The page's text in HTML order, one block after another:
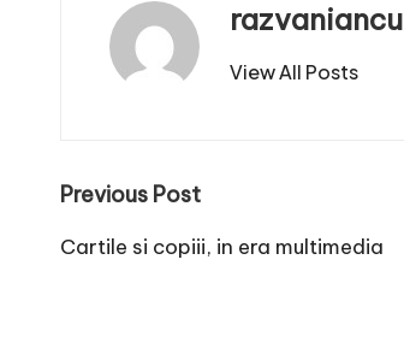
razvaniancu
View All Posts
Post
navigation
Previous Post
Cartile si copiii, in era multimedia